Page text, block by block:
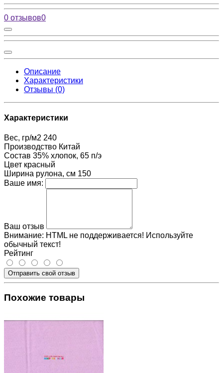
0 отзывов0
Описание
Характеристики
Отзывы (0)
Характеристики
Вес, гр/м2 240
Производство Китай
Состав 35% хлопок, 65 п/э
Цвет красный
Ширина рулона, см 150
Ваше имя:
Ваш отзыв
Внимание: HTML не поддерживается! Используйте
обычный текст!
Рейтинг
Отправить свой отзыв
Похожие товары